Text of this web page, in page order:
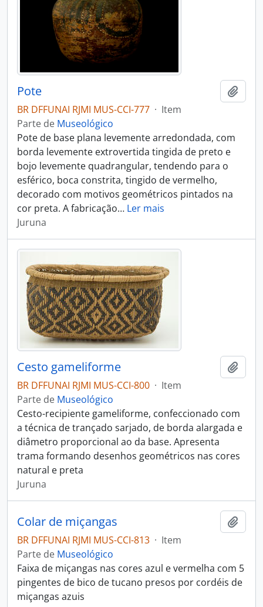
Pote
BR DFFUNAI RJMI MUS-CCI-777 · Item
Parte de Museológico
Pote de base plana levemente arredondada, com
borda levemente extrovertida tingida de preto e
bojo levemente quadrangular, tendendo para o
esférico, boca constrita, tingido de vermelho,
decorado com motivos geométricos pintados na
cor preta. A fabricação… Ler mais
Juruna
Cesto gameliforme
BR DFFUNAI RJMI MUS-CCI-800 · Item
Parte de Museológico
Cesto-recipiente gameliforme, confeccionado com
a técnica de trançado sarjado, de borda alargada e
diâmetro proporcional ao da base. Apresenta
trama formando desenhos geométricos nas cores
natural e preta
Juruna
Colar de miçangas
BR DFFUNAI RJMI MUS-CCI-813 · Item
Parte de Museológico
Faixa de miçangas nas cores azul e vermelha com 5
pingentes de bico de tucano presos por cordéis de
miçangas azuis